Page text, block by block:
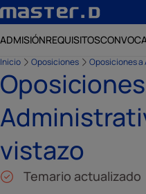
ADMISIÓNREQUISITOS
Inicio Oposiciones Oposiciones
vistazo
Temario actualizado